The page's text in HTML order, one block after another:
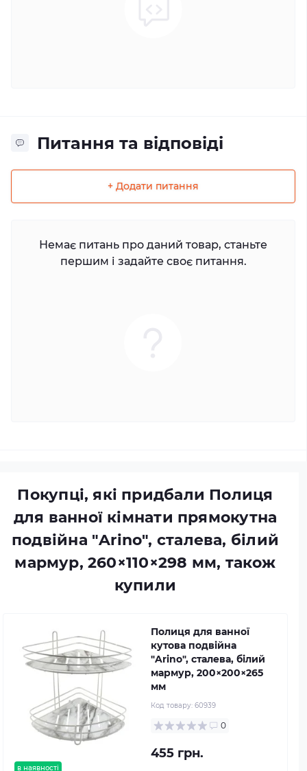
Питання та відповіді
+ Додати питання
Немає питань про даний товар, станьте
першим і задайте своє питання.
Покупці, які придбали Полиця
для ванної кімнати прямокутна
подвійна "Arino", сталева, білий
мармур, 260×110×298 мм, також
купили
в наявності
Полиця для ванної
кутова подвійна
"Arino", сталева, білий
мармур, 200×200×265
мм
Код товару: 60939
0
455 грн.